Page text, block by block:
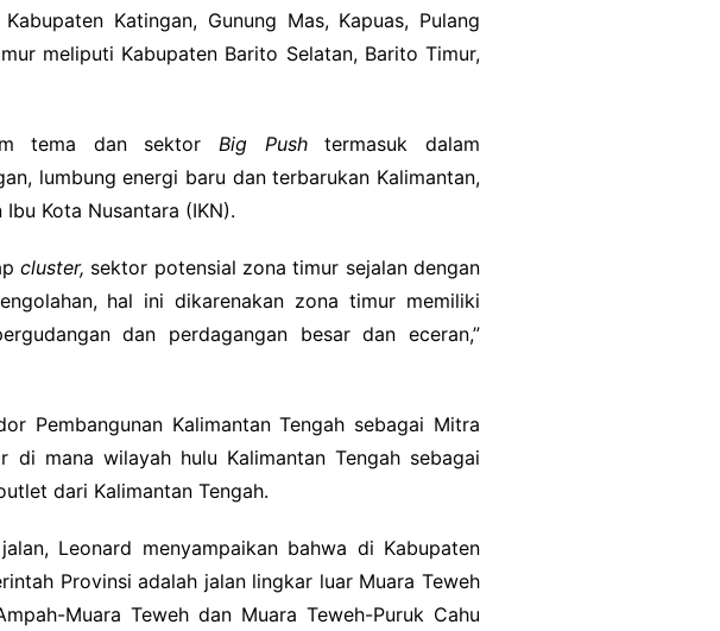
Katingan, Gunung Mas, Kapuas, Pulang
meliputi Kabupaten Barito Selatan, Barito Timur,
tema dan sektor Big Pushtermasuk dalam
lumbung energi baru dan terbarukan Kalimantan,
Kota Nusantara (IKN).
cluster, sektor potensial zona timur sejalan dengan
hal ini dikarenakan zona timur memiliki
dan perdagangan besar dan eceran,”
Pembangunan Kalimantan Tengah sebagai Mitra
mana wilayah hulu Kalimantan Tengah sebagai
dari Kalimantan Tengah.
Leonard menyampaikan bahwa di Kabupaten
Provinsi adalah jalan lingkar luar Muara Teweh
Muara Teweh dan Muara Teweh-Puruk Cahu